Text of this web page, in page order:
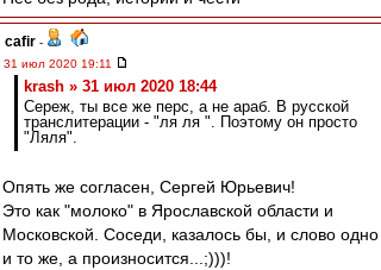
cafir -
31 июл 2020 19:11
krash » 31 июл 2020 18:44
Сереж, ты все же перс, а не араб. В русской
транслитерации - "ля ля ". Поэтому он просто
"Ляля".
Опять же согласен, Сергей Юрьевич!
Это как "молоко" в Ярославской области и
Московской. Соседи, казалось бы, и слово одно
и то же, а произносится...;)))!